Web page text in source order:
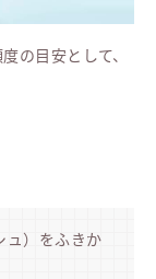
の目安として、
ュ）をふきか